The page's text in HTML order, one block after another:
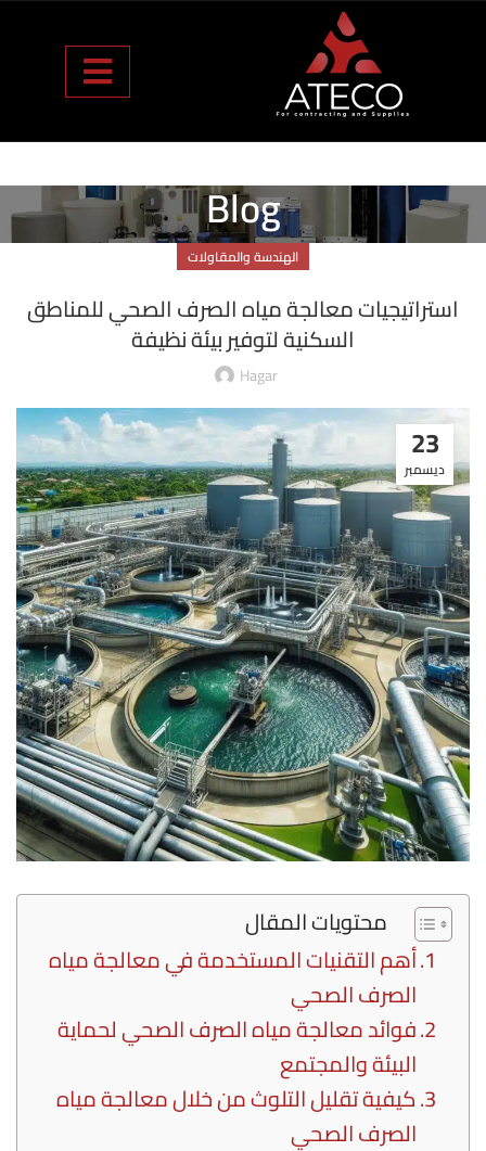
Blog
الهندسة والمقاولات
استراتيجيات معالجة مياه الصرف الصحي للمناطق
السكنية لتوفير بيئة نظيفة
Hagar
23
ديسمبر
محتويات المقال
أهم التقنيات المستخدمة في معالجة مياه
الصرف الصحي
فوائد معالجة مياه الصرف الصحي لحماية
البيئة والمجتمع
كيفية تقليل التلوث من خلال معالجة مياه
الصرف الصحي